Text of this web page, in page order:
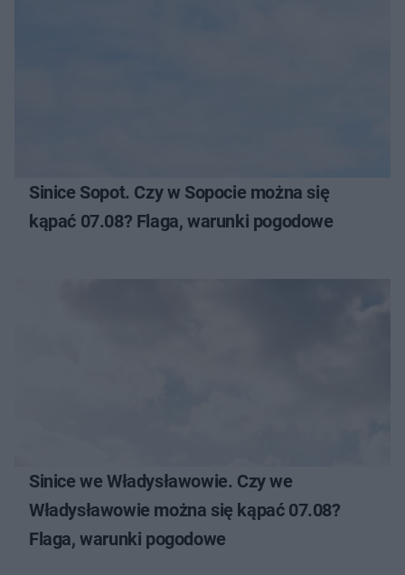
Sinice Sopot. Czy w Sopocie można się
kąpać 07.08? Flaga, warunki pogodowe
Sinice we Władysławowie. Czy we
Władysławowie można się kąpać 07.08?
Flaga, warunki pogodowe